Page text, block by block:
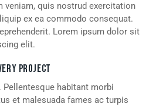
veniam, quis nostrud exercitation
ex ea commodo consequat.
Lorem ipsum dolor sit
elit.
PROJECT
Pellentesque habitant morbi
et malesuada fames ac turpis